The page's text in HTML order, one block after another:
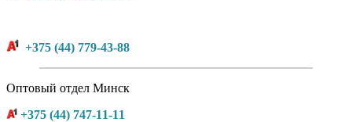
+375 (44) 779-43-88
Оптовый отдел Минск
+375 (44) 747-11-11